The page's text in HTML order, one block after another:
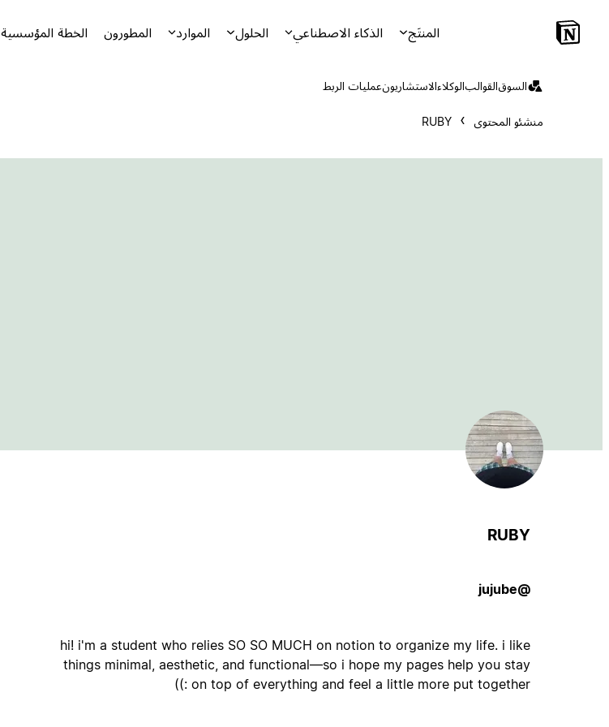
المنتَج الذكاء الاصطناعي الحلول الموارد المطورون الخطة المؤسسية
السوقالقوالبالوكلاءالاستشاريونعمليات الربط
منشئو المحتوى RUBY
RUBY
@jujube
hi! i'm a student who relies SO SO MUCH on notion to organize my life. i like
things minimal, aesthetic, and functional—so i hope my pages help you stay
on top of everything and feel a little more put together :))